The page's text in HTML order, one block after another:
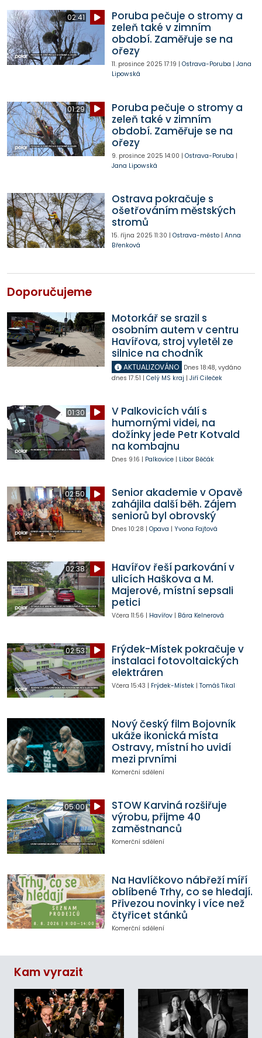
02:41
Poruba pečuje o stromy a
zeleň také v zimním
období. Zaměřuje se na
ořezy
11. prosince 2025 17:19 | Ostrava-Poruba | Jana
Lipowská
01:29
Poruba pečuje o stromy a
zeleň také v zimním
období. Zaměřuje se na
ořezy
9. prosince 2025 14:00 | Ostrava-Poruba |
Jana Lipowská
Ostrava pokračuje s
ošetřováním městských
stromů
15. října 2025 11:30 | Ostrava-město| Anna
Břenková
Doporučujeme
Motorkář se srazil s
osobním autem v centru
Havířova, stroj vyletěl ze
silnice na chodník
AKTUALIZOVÁNO Dnes 18:48, vydáno
dnes 17:51 | Celý MS kraj | Jiří Cileček
01:30
V Palkovicích válí s
humornými videi, na
dožínky jede Petr Kotvald
na kombajnu
Dnes 9:16 | Palkovice| Libor Běčák
02:50
Senior akademie v Opavě
zahájila další běh. Zájem
seniorů byl obrovský
Dnes 10:28 | Opava | Yvona Fajtová
02:38
Havířov řeší parkování v
ulicích Haškova a M.
Majerové, místní sepsali
petici
Včera 11:56 | Havířov| Bára Kelnerová
02:53
Frýdek-Místek pokračuje v
instalaci fotovoltaických
elektráren
Včera 15:43 | Frýdek-Místek| Tomáš Tikal
Nový český film Bojovník
ukáže ikonická místa
Ostravy, místní ho uvidí
mezi prvními
Komerční sdělení
05:00
STOW Karviná rozšiřuje
výrobu, přijme 40
zaměstnanců
Komerční sdělení
Na Havlíčkovo nábřeží míří
oblíbené Trhy, co se hledají.
Přivezou novinky i více než
čtyřicet stánků
Komerční sdělení
Kam vyrazit